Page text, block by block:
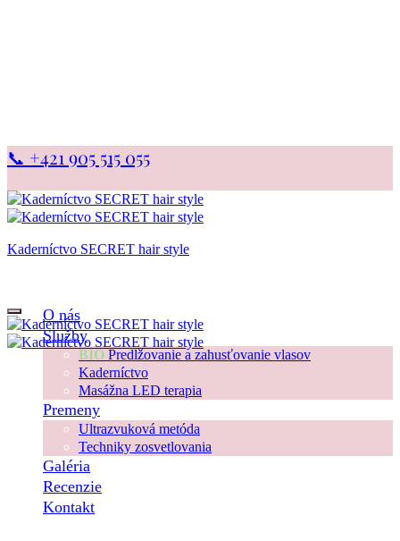
📞 +421 905 515 055
Kaderníctvo SECRET hair style
O nás
Služby
BIO Predlžovanie a zahusťovanie vlasov
Kaderníctvo
Masážna LED terapia
Premeny
Ultrazvuková metóda
Techniky zosvetlovania
Galéria
Recenzie
Kontakt